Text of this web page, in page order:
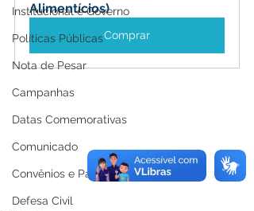
Institucional e Governo
Políticas Públicas
Nota de Pesar
Campanhas
Datas Comemorativas
Comunicado
Convênios e Parcerias
Defesa Civil
Alimentícios)
Comprar